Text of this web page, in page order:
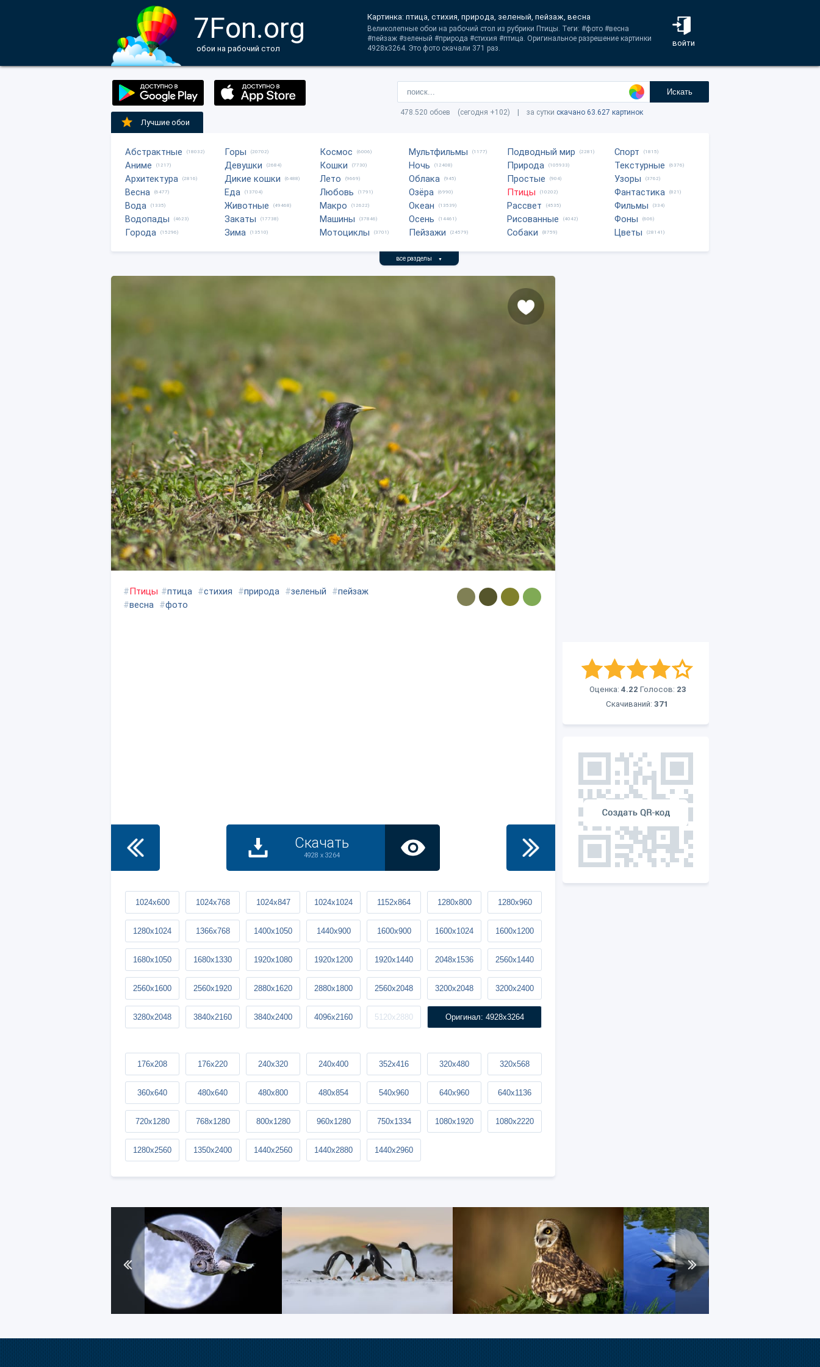
7Fon.org
обои на рабочий стол
войти
Картинка: птица, стихия, природа, зеленый, пейзаж, весна
Великолепные обои на рабочий стол из рубрики Птицы. Теги: #фото #весна
#пейзаж #зеленый #природа #стихия #птица. Оригинальное разрешение картинки
4928x3264. Это фото скачали 371 раз.
Искать
478.520 обоев (сегодня +102) | за сутки скачано 63.627 картинок
Лучшие обои
Абстрактные (18032)
Аниме (1217)
Архитектура (2816)
Весна (6477)
Вода (1335)
Водопады (4623)
Города (15296)
Горы (20702)
Девушки (2684)
Дикие кошки (6488)
Еда (13704)
Животные (49468)
Закаты (17738)
Зима (13510)
Космос (6006)
Кошки (7730)
Лето (9669)
Любовь (1791)
Макро (12622)
Машины (37846)
Мотоциклы (3701)
Мультфильмы (1177)
Ночь (12408)
Облака (945)
Озёра (6990)
Океан (13539)
Осень (14461)
Пейзажи (24579)
Подводный мир (2281)
Природа (105933)
Простые (904)
Птицы (10202)
Рассвет (4535)
Рисованные (4042)
Собаки (8759)
Спорт (1815)
Текстурные (6376)
Узоры (3762)
Фантастика (821)
Фильмы (334)
Фоны (606)
Цветы (28141)
все разделы ▼
Оценка: 4.22 Голосов: 23
Скачиваний: 371
#Птицы #птица #стихия #природа #зеленый #пейзаж
#весна #фото
Скачать
4928 x 3264
1024x600 1024x768 1024x847 1024x1024 1152x864 1280x800 1280x960
1280x1024 1366x768 1400x1050 1440x900 1600x900 1600x1024 1600x1200
1680x1050 1680x1330 1920x1080 1920x1200 1920x1440 2048x1536 2560x1440
2560x1600 2560x1920 2880x1620 2880x1800 2560x2048 3200x2048 3200x2400
3280x2048 3840x2160 3840x2400 4096x2160 5120x2880 Оригинал: 4928x3264
176x208 176x220 240x320 240x400 352x416 320x480 320x568
360x640 480x640 480x800 480x854 540x960 640x960 640x1136
720x1280 768x1280 800x1280 960x1280 750x1334 1080x1920 1080x2220
1280x2560 1350x2400 1440x2560 1440x2880 1440x2960